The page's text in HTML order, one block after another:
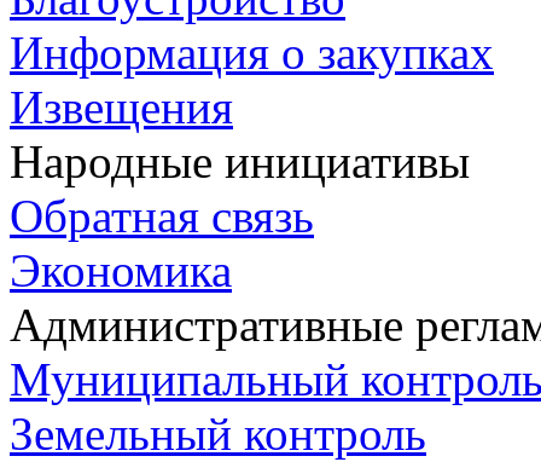
Информация о закупках
Извещения
Народные инициативы
Обратная связь
Экономика
Административные
Муниципальный
Земельный контроль